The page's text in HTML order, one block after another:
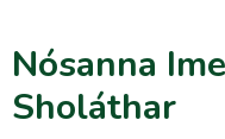
Nósanna
Sholáthar